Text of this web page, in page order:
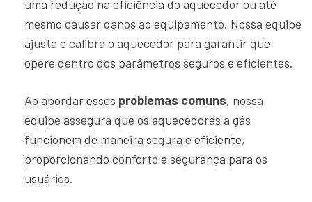
uma redução na eficiência do aquecedor ou até
mesmo causar danos ao equipamento. Nossa equipe
ajusta e calibra o aquecedor para garantir que
opere dentro dos parâmetros seguros e eficientes.
Ao abordar esses problemas comuns, nossa
equipe assegura que os aquecedores a gás
funcionem de maneira segura e eficiente,
proporcionando conforto e segurança para os
usuários.